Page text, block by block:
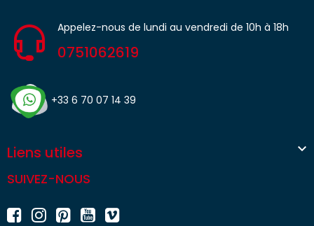
Appelez-nous de lundi au vendredi de 10h à 18h
0751062619
+33 6 70 07 14 39
Liens utiles 
SUIVEZ-NOUS